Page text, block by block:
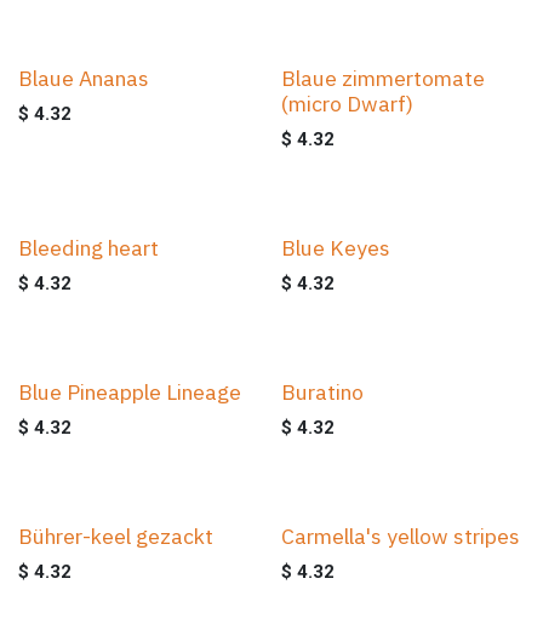
Blaue Ananas
$ 4.32
Blaue zimmertomate
(micro Dwarf)
$ 4.32
Bleeding heart
$ 4.32
Blue Keyes
$ 4.32
Blue Pineapple Lineage
$ 4.32
Buratino
$ 4.32
Bührer-keel gezackt
$ 4.32
Carmella's yellow stripes
$ 4.32